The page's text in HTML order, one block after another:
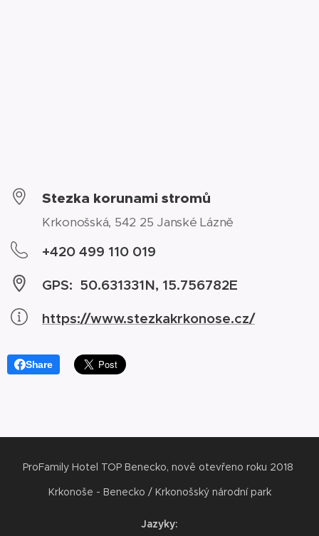
Stezka korunami stromů
Krkonošská, 542 25 Janské Lázně
+420 499 110 019
GPS: 50.631331N, 15.756782E
https://www.stezkakrkonose.cz/
Share
ProFamily Hotel TOP Benecko, nově otevřeno roku 2018
Krkonoše - Benecko / Krkonošský národní park
Jazyky